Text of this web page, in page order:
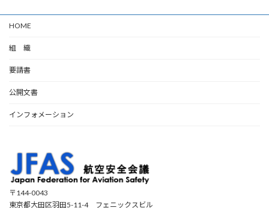
HOME
組 織
要請書
公開文書
インフォメーション
〒144-0043
東京都大田区羽田5-11-4 フェニックスビル